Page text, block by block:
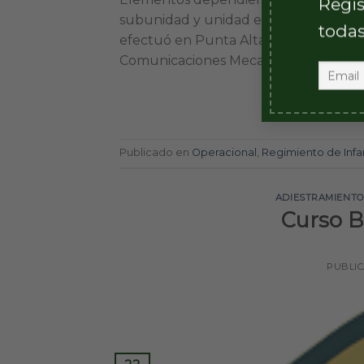
subunidad y unidad en la Base
efectuó en Punta Alta, Bahía Blanca,
Comunicaciones Mecanizada 10 y
Publicado en Operacional , Regimiento de
ADIESTRAMIENTO
Curso